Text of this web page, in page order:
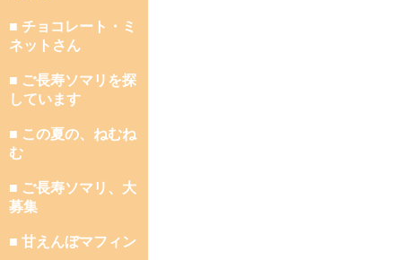
■ チョコレート・ミ
ネットさん
■ ご長寿ソマリを探
しています
■ この夏の、ねむね
む
■ ご長寿ソマリ、大
募集
■ 甘えんぼマフィン